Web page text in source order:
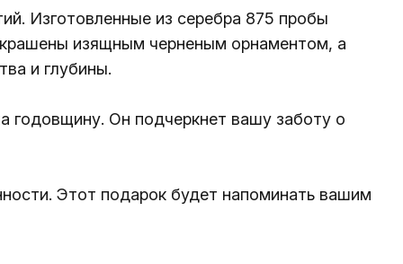
Изготовленные из серебра 875 пробы
изящным черненым орнаментом, а
и глубины.
годовщину. Он подчеркнет вашу заботу о
Этот подарок будет напоминать вашим